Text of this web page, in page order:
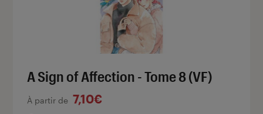
A Sign of Affection - Tome 8 (VF)
À partir de 7,10€